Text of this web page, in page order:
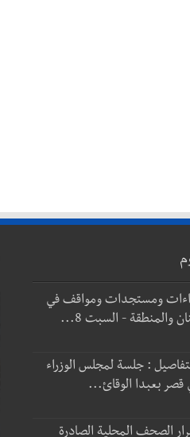
ومستجدات ومواقف في
والمنطقة - السبت 8...
: جلسة لمجلس الوزراء
قصر بعبدا الوقائ...
الصحف المحلية الصادرة